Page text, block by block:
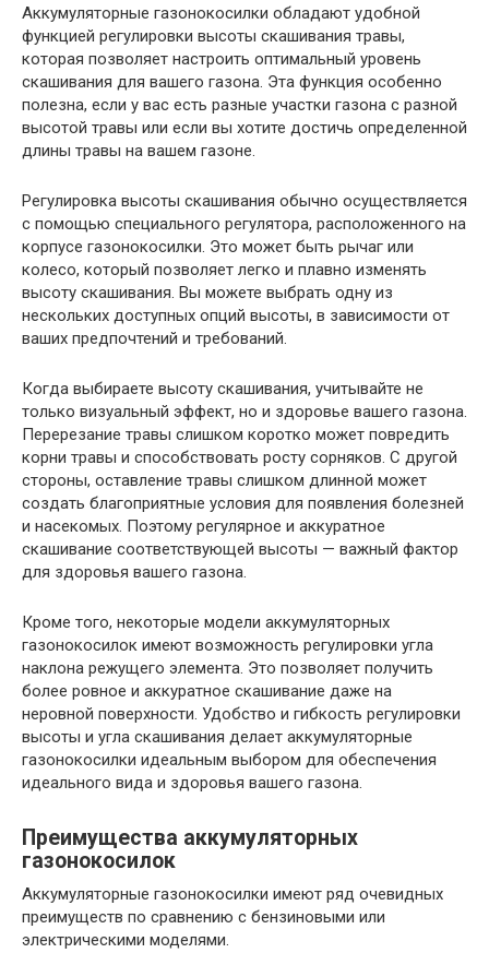
Аккумуляторные газонокосилки обладают удобной
функцией регулировки высоты скашивания травы,
которая позволяет настроить оптимальный уровень
скашивания для вашего газона. Эта функция особенно
полезна, если у вас есть разные участки газона с разной
высотой травы или если вы хотите достичь определенной
длины травы на вашем газоне.
Регулировка высоты скашивания обычно осуществляется
с помощью специального регулятора, расположенного на
корпусе газонокосилки. Это может быть рычаг или
колесо, который позволяет легко и плавно изменять
высоту скашивания. Вы можете выбрать одну из
нескольких доступных опций высоты, в зависимости от
ваших предпочтений и требований.
Когда выбираете высоту скашивания, учитывайте не
только визуальный эффект, но и здоровье вашего газона.
Перерезание травы слишком коротко может повредить
корни травы и способствовать росту сорняков. С другой
стороны, оставление травы слишком длинной может
создать благоприятные условия для появления болезней
и насекомых. Поэтому регулярное и аккуратное
скашивание соответствующей высоты — важный фактор
для здоровья вашего газона.
Кроме того, некоторые модели аккумуляторных
газонокосилок имеют возможность регулировки угла
наклона режущего элемента. Это позволяет получить
более ровное и аккуратное скашивание даже на
неровной поверхности. Удобство и гибкость регулировки
высоты и угла скашивания делает аккумуляторные
газонокосилки идеальным выбором для обеспечения
идеального вида и здоровья вашего газона.
Преимущества аккумуляторных
газонокосилок
Аккумуляторные газонокосилки имеют ряд очевидных
преимуществ по сравнению с бензиновыми или
электрическими моделями.